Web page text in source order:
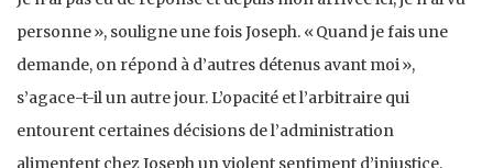
personne », souligne une fois Joseph. « Quand je fais une
demande, on répond à d’autres détenus avant moi »,
s’agace-t-il un autre jour. L’opacité et l’arbitraire qui
entourent certaines décisions de l’administration
alimentent chez Joseph un violent sentiment d’injustice.